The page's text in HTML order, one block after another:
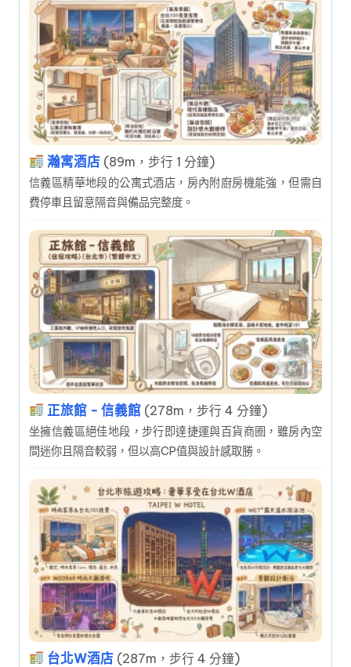
瀚寓酒店 (89m，步行 1 分鐘)
信義區精華地段的公寓式酒店，房內附廚房機能強，但需自
費停車且留意隔音與備品完整度。
正旅館 - 信義館 (278m，步行 4 分鐘)
坐擁信義區絕佳地段，步行即達捷運與百貨商圈，雖房內空
間迷你且隔音較弱，但以高CP值與設計感取勝。
台北W酒店 (287m，步行 4 分鐘)